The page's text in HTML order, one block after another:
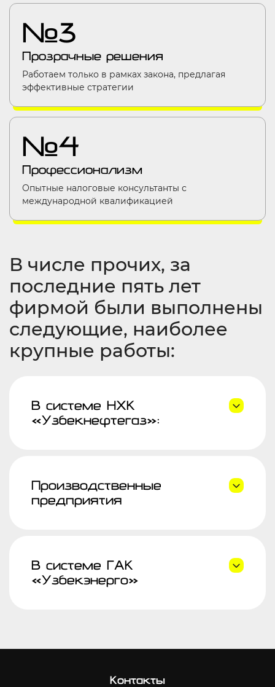
№3
Прозрачные решения
Работаем только в рамках закона, предлагая
эффективные стратегии
№4
Профессионализм
Опытные налоговые консультанты с
международной квалификацией
В числе прочих, за
последние пять лет
фирмой были выполнены
следующие, наиболее
крупные работы:
В системе НХК
«Узбекнефтегаз»:
Производственные
предприятия
В системе ГАК
«Узбекэнерго»
Контакты